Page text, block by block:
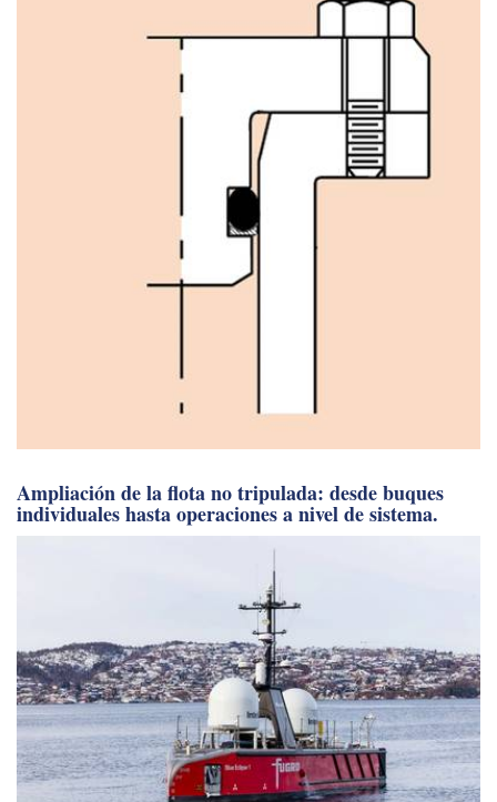
Ampliación de la flota no tripulada: desde buques
individuales hasta operaciones a nivel de sistema.